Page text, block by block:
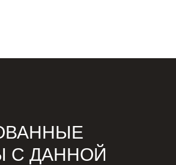
С ДАННОЙ